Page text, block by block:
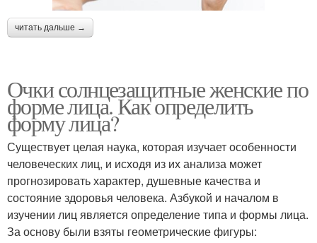
читать дальше →
Очки солнцезащитные женские по
форме лица. Как определить
форму лица?
Существует целая наука, которая изучает особенности
человеческих лиц, и исходя из их анализа может
прогнозировать характер, душевные качества и
состояние здоровья человека. Азбукой и началом в
изучении лиц является определение типа и формы лица.
За основу были взяты геометрические фигуры: